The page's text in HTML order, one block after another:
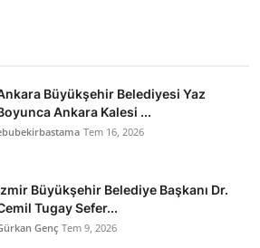
Büyükşehir Belediyesi Yaz
Ankara Kalesi ...
Tem 16, 2026
Büyükşehir Belediye Başkanı Dr.
Tugay Sefer...
Genç Tem 9, 2026